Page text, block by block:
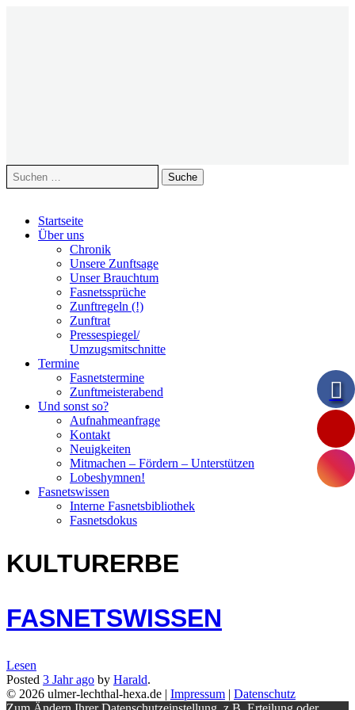
Suche
nach:
Zum
Inhalt
Startseite
Über uns
Chronik
Unsere Zunftsage
Unser Brauchtum
Fasnetssprüche
Zunftregeln (!)
Zunftrat
Pressespiegel/
Umzugsmitschnitte
Termine
Fasnetstermine
Zunftmeisterabend
Und sonst so?
Aufnahmeanfrage
Kontakt
Neuigkeiten
Mitmachen – Fördern – Unterstützen
Lobeshymnen!
Fasnetswissen
Interne Fasnetsbibliothek
Fasnetsdokus
KULTURERBE
FASNETSWISSEN
Lesen
Posted 3 Jahrago by Harald.
© 2026 ulmer-lechthal-hexa.de | Impressum | Datenschutz